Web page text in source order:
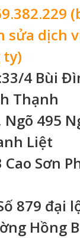
sửa dịch
ty)
4 Bùi
Thạnh
Ngõ 495
Liệt
Sơn
879 đại
Hồng